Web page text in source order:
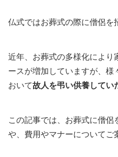
仏式ではお葬式の際に僧侶を
近年、お葬式の多様化により
ースが増加していますが、
おいて故人を弔い供養してい
この記事では、お葬式に僧
や、費用やマナーについてご